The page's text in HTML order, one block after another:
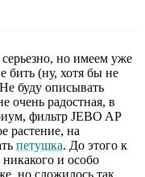
но имеем уже
бить (ну, хотя бы не
буду описывать
очень радостная, в
фильтр JEBO AP
растение, на
петушка. До этого к
и особо
но сложилось так,